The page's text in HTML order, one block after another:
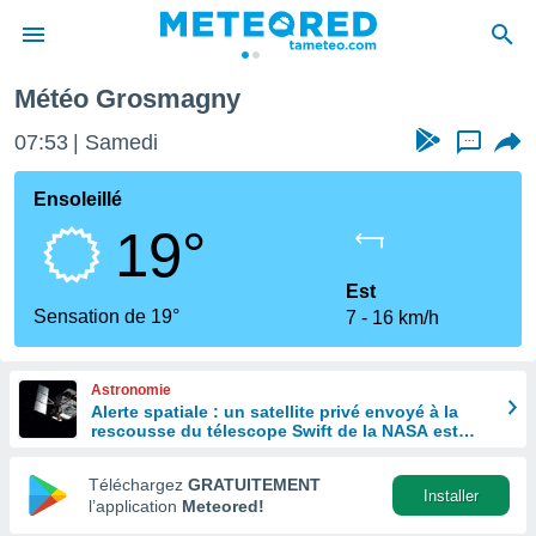
de
Météo Grosmagny
07:53 Samedi ...
Ensoleillé
19°
Sensation de 19°
Est
7
16 km/h
Astronomie
Alerte spatiale : un satellite privé envoyé à la
rescousse du télescope Swift de la NASA est
Téléchargez GRATUITEMENT
l’application Meteored!
Installer